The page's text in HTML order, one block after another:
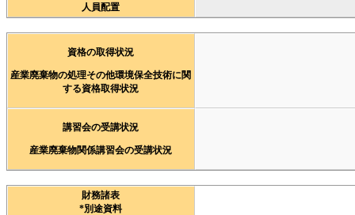
人員配置
資格の取得状況
産業廃棄物の処理その他環境保全技術に関
する資格取得状況
講習会の受講状況
産業廃棄物関係講習会の受講状況
財務諸表
*別途資料